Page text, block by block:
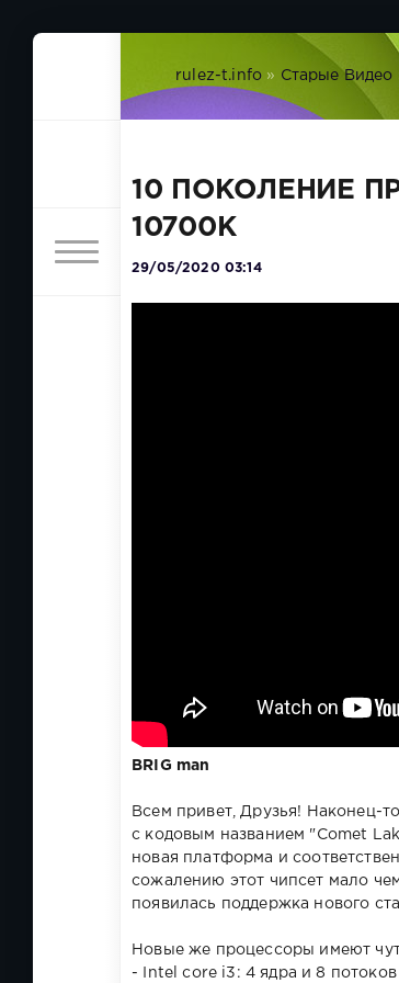
rulez-t.info » Старые Видео
10 ПОКОЛЕНИЕ
10700K
29/05/2020 03:14
BRIG man
Всем привет, Друзья! Наконец-
с кодовым названием "Comet
новая платформа и
сожалению этот чипсет мало
появилась поддержка нового
Новые же процессоры имеют
- Intel core i3: 4 ядра и 8 потоков